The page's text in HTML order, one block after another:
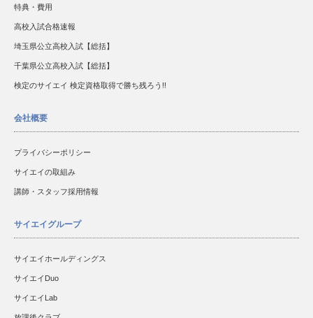
特典・費用
高校入試合格速報
埼玉県公立高校入試【総括】
千葉県公立高校入試【総括】
検定のサイエイ 検定資格取得で勝ち残ろう!!
会社概要
プライバシーポリシー
サイエイの取組み
講師・スタッフ採用情報
サイエイグループ
サイエイホールディングス
サイエイDuo
サイエイLab